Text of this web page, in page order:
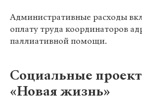
Административные расходы
оплату труда координаторов
паллиативной помощи.
Социальные
«Новая жизнь»